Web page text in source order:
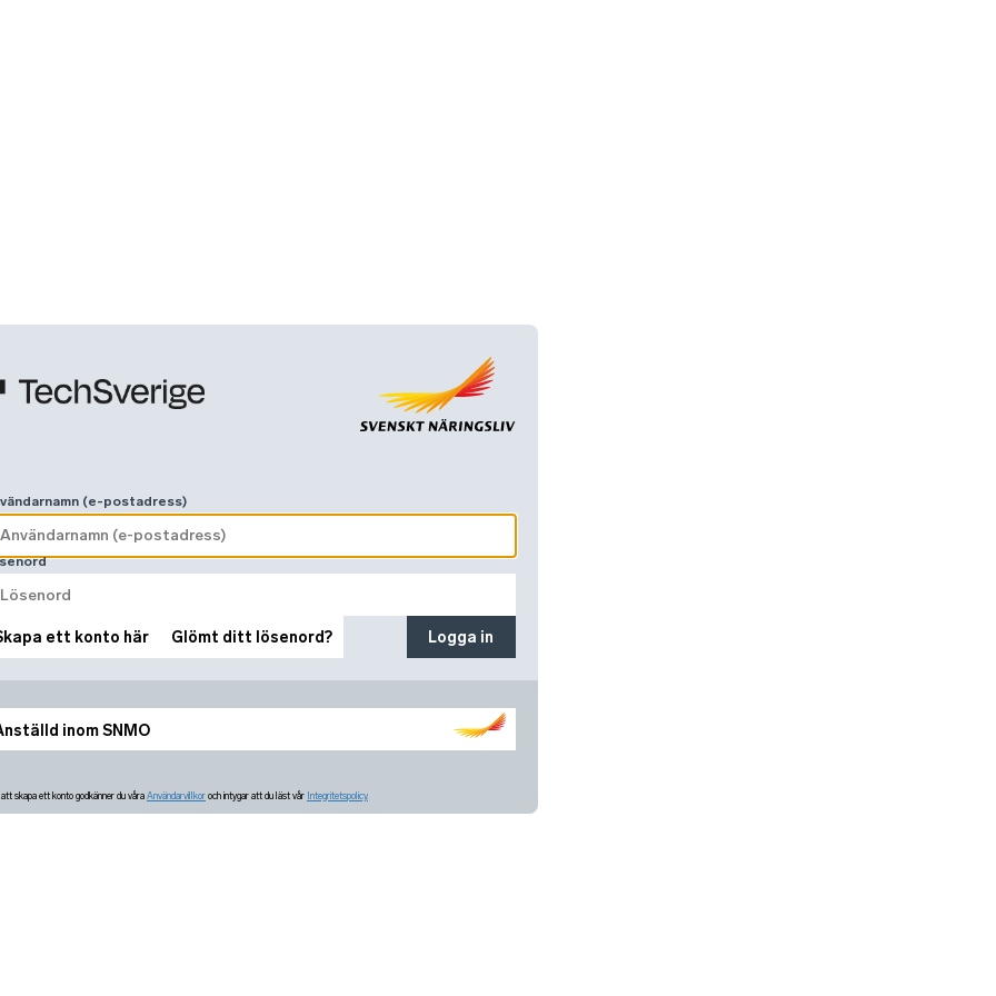
inom SNMO
(e-postadress)
ett konto här Glömt ditt lösenord? Logga in
skapa ett konto godkänner du våra Användarvillkor och intygar att du läst vår Integritetspolicy.